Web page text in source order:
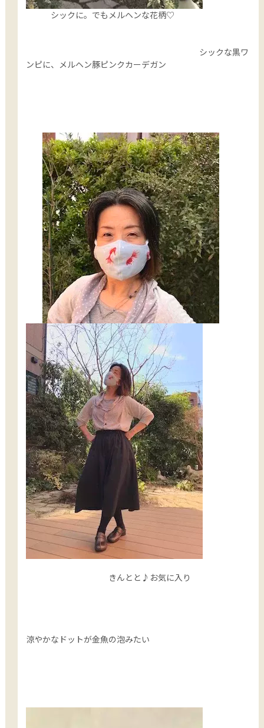
シックに。でもメルヘンな花柄♡
シックな黒ワ
ンピに、メルヘン豚ピンクカーデガン
きんとと♪お気に入り
涼やかなドットが金魚の泡みたい